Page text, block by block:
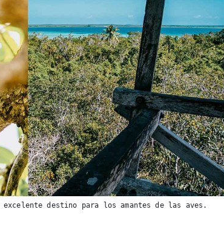
destino para los amantes de las aves.